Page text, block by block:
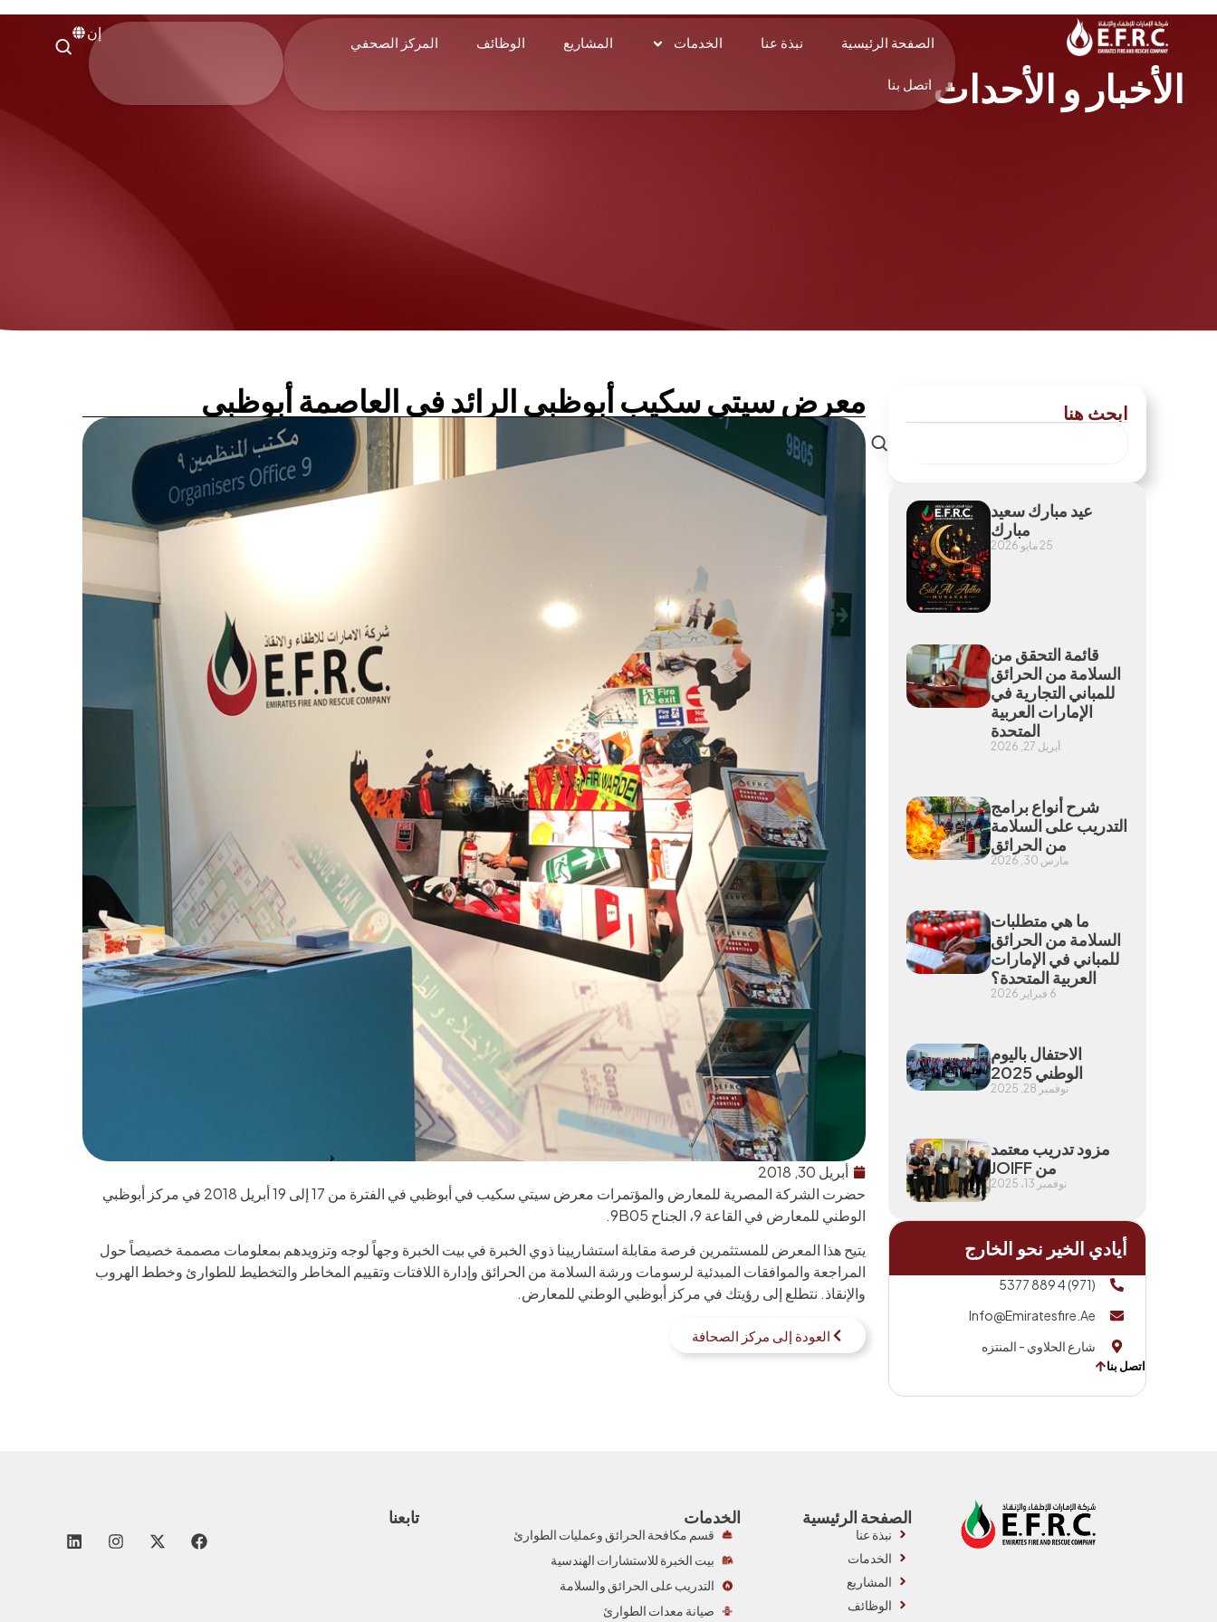
الصفحة الرئيسية نبذة عنا الخدمات المشاريع الوظائف المركز الصحفي
اتصل بنا
إن
الأخبار و الأحداث
ابحث هنا
عيد مبارك سعيد
مبارك
25 مايو 2026
قائمة التحقق من
السلامة من الحرائق
للمباني التجارية في
الإمارات العربية
المتحدة
أبريل 27, 2026
شرح أنواع برامج
التدريب على السلامة
من الحرائق
مارس 30, 2026
ما هي متطلبات
السلامة من الحرائق
للمباني في الإمارات
العربية المتحدة؟
6 فبراير 2026
الاحتفال باليوم
الوطني 2025
نوفمبر 28, 2025
مزود تدريب معتمد
من JOIFF
نوفمبر 13، 2025
أيادي الخير نحو الخارج
(971) 4 889 5377
Info@emiratesfire.ae
شارع الحلاوي - المنتزه
اتصل بنا
معرض سيتي سكيب أبوظبي الرائد في العاصمة أبوظبي
أبريل 30, 2018
حضرت الشركة المصرية للمعارض والمؤتمرات معرض سيتي سكيب في أبوظبي في الفترة من 17 إلى 19 أبريل 2018 في مركز أبوظبي
الوطني للمعارض في القاعة 9، الجناح 9B05.
يتيح هذا المعرض للمستثمرين فرصة مقابلة استشاريينا ذوي الخبرة في بيت الخبرة وجهاً لوجه وتزويدهم بمعلومات مصممة خصيصاً حول
المراجعة والموافقات المبدئية لرسومات ورشة السلامة من الحرائق وإدارة اللافتات وتقييم المخاطر والتخطيط للطوارئ وخطط الهروب
والإنقاذ. نتطلع إلى رؤيتك في مركز أبوظبي الوطني للمعارض.
العودة إلى مركز الصحافة
الصفحة الرئيسية
نبذة عنا
الخدمات
المشاريع
الوظائف
الخدمات
قسم مكافحة الحرائق وعمليات الطوارئ
بيت الخبرة للاستشارات الهندسية
التدريب على الحرائق والسلامة
صيانة معدات الطوارئ
تابعنا